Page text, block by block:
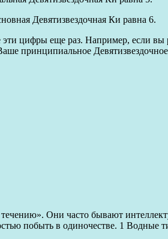
Девятизвездочная Ки равна 6.
цифры еще раз. Например, если вы
принципиальное
Они часто бывают
побыть в одиночестве. 1 Водные